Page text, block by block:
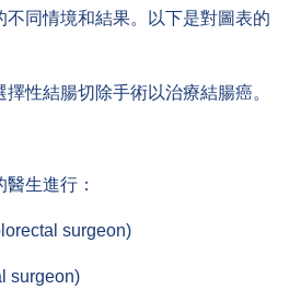
不同情境和結果。以下是對圖表的
性結腸切除手術以治療結腸癌。
生進行：
surgeon)
surgeon)